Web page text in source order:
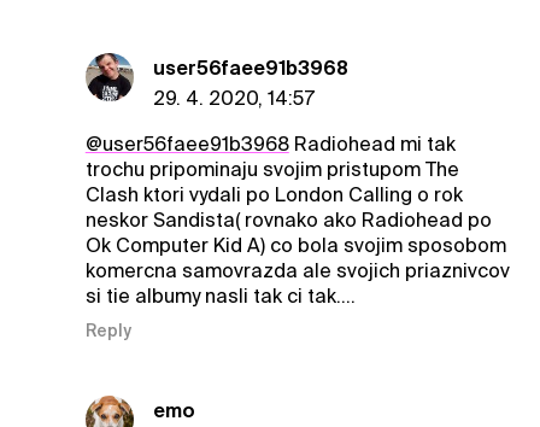
user56faee91b3968
29. 4. 2020, 14:57
@user56faee91b3968Radiohead mi tak
trochu pripominaju svojim pristupom The
Clash ktori vydali po London Calling o rok
neskor Sandista( rovnako ako Radiohead po
Ok Computer Kid A) co bola svojim sposobom
komercna samovrazda ale svojich priaznivcov
si tie albumy nasli tak ci tak....
Reply
emo